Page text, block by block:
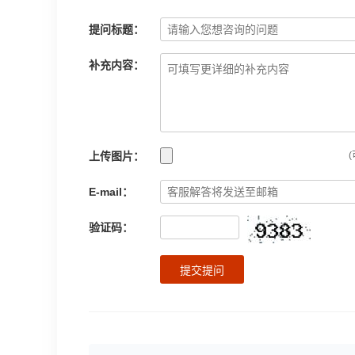
提问标题：
补充内容：
上传图片： (
E-mail：
验证码：
提交提问